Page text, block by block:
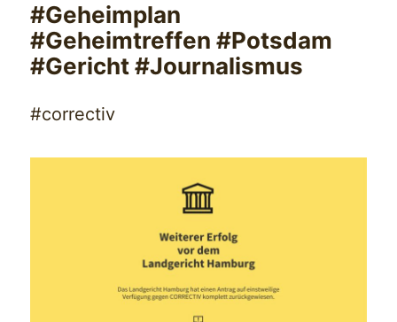
#Geheimplan
#Geheimtreffen #Potsdam
#Gericht #Journalismus
#correctiv